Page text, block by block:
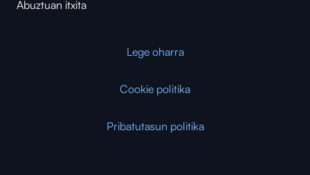
Abuztuan itxita
Lege oharra
Cookie politika
Pribatutasun politika